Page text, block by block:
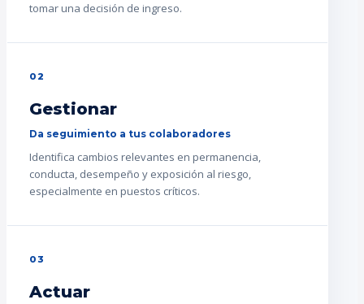
tomar una decisión de ingreso.
02
Gestionar
Da seguimiento a tus colaboradores
Identifica cambios relevantes en permanencia,
conducta, desempeño y exposición al riesgo,
especialmente en puestos críticos.
03
Actuar